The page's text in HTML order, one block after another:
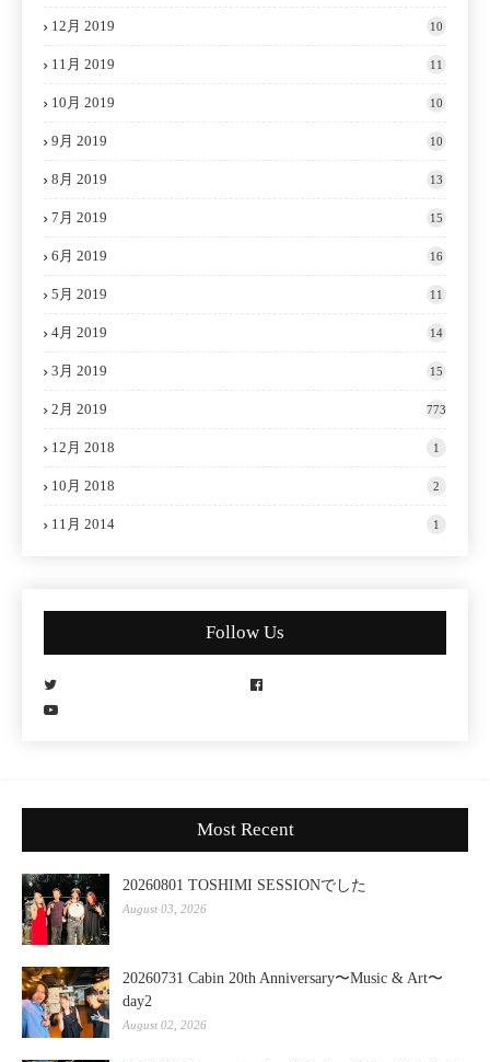
12月 2019 10
11月 2019 11
10月 2019 10
9月 2019 10
8月 2019 13
7月 2019 15
6月 2019 16
5月 2019 11
4月 2019 14
3月 2019 15
2月 2019 773
12月 2018 1
10月 2018 2
11月 2014 1
Follow Us
Most Recent
20260801 TOSHIMI SESSIONでした
August 03, 2026
20260731 Cabin 20th Anniversary〜Music & Art〜
day2
August 02, 2026